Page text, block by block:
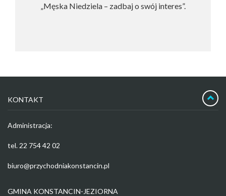
„Męska Niedziela – zadbaj o swój interes”.
KONTAKT
Administracja:
tel. 22 754 42 02
biuro@przychodniakonstancin.pl
GMINA KONSTANCIN-JEZIORNA